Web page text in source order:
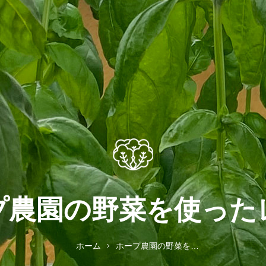
農園の野菜を使った
ホーム ホープ農園の野菜を使ったレシピ